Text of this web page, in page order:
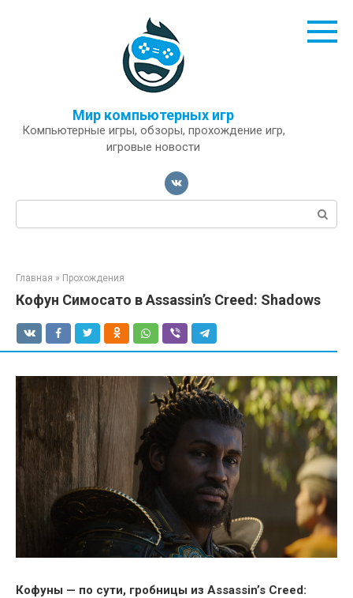
Мир компьютерных игр
Компьютерные игры, обзоры, прохождение игр,
игровые новости
Поиск:
Главная » Прохождения
Кофун Симосато в Assassin’s Creed: Shadows
Кофуны — по сути, гробницы из Assassin’s Creed: